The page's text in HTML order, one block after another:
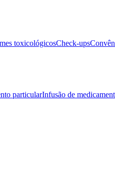
toxicológicosCheck-ups
particularInfusão de